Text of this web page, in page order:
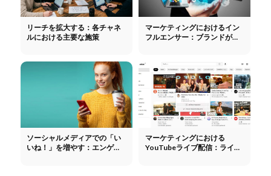
リーチを拡大する：各チャネ
ルにおける主要な施策
マーケティングにおけるイン
フルエンサー：ブランドがイ
ソーシャルメディアでの「い
いね！」を増やす：エンゲー
マーケティングにおける
YouTubeライブ配信：ライブ